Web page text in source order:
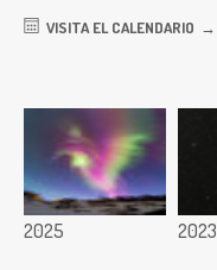
VISITA EL CALENDARIO
2025 2023